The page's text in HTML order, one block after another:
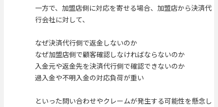
一方で、加盟店側に対応を寄せる場合、加盟店から決済代
行会社に対して、
なぜ決済代行側で返金しないのか
なぜ加盟店側で顧客確認しなければならないのか
入金元や返金先を決済代行側で確認できないのか
過入金や不明入金の対応負荷が重い
といった問い合わせやクレームが発生する可能性を懸念し